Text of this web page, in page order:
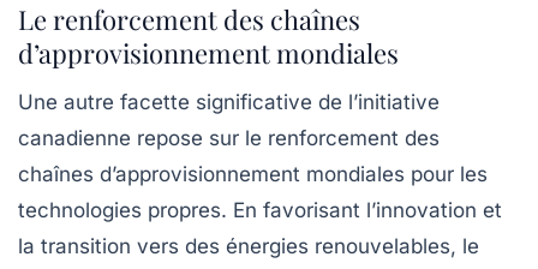
Le renforcement des chaînes
d’approvisionnement mondiales
Une autre facette significative de l’initiative
canadienne repose sur le renforcement des
chaînes d’approvisionnement mondiales pour les
technologies propres. En favorisant l’innovation et
la transition vers des énergies renouvelables, le